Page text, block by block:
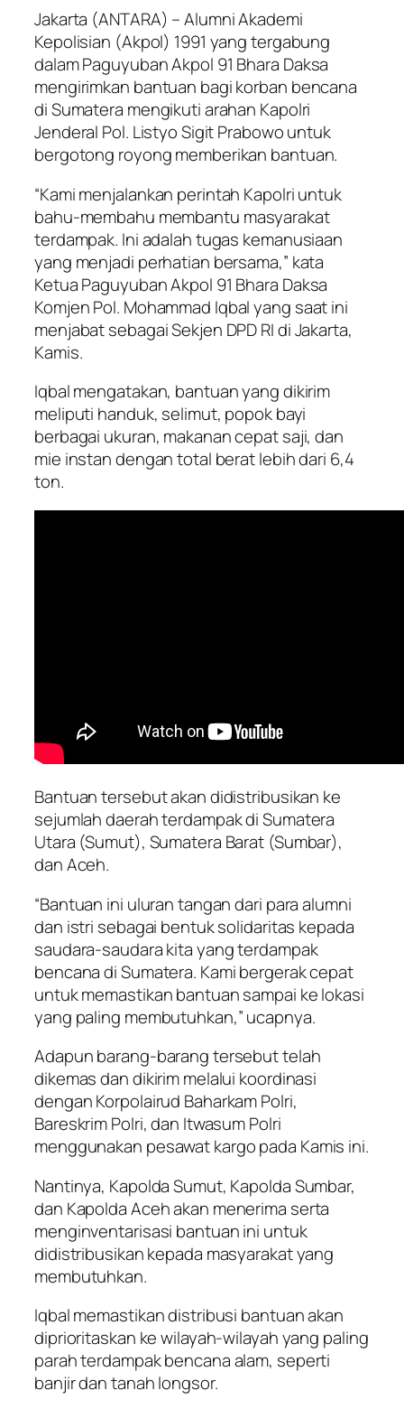
Jakarta (ANTARA) – Alumni Akademi
Kepolisian (Akpol) 1991 yang tergabung
dalam Paguyuban Akpol 91 Bhara Daksa
mengirimkan bantuan bagi korban bencana
di Sumatera mengikuti arahan Kapolri
Jenderal Pol. Listyo Sigit Prabowo untuk
bergotong royong memberikan bantuan.
“Kami menjalankan perintah Kapolri untuk
bahu-membahu membantu masyarakat
terdampak. Ini adalah tugas kemanusiaan
yang menjadi perhatian bersama,” kata
Ketua Paguyuban Akpol 91 Bhara Daksa
Komjen Pol. Mohammad Iqbal yang saat ini
menjabat sebagai Sekjen DPD RI di Jakarta,
Kamis.
Iqbal mengatakan, bantuan yang dikirim
meliputi handuk, selimut, popok bayi
berbagai ukuran, makanan cepat saji, dan
mie instan dengan total berat lebih dari 6,4
ton.
Bantuan tersebut akan didistribusikan ke
sejumlah daerah terdampak di Sumatera
Utara (Sumut), Sumatera Barat (Sumbar),
dan Aceh.
“Bantuan ini uluran tangan dari para alumni
dan istri sebagai bentuk solidaritas kepada
saudara-saudara kita yang terdampak
bencana di Sumatera. Kami bergerak cepat
untuk memastikan bantuan sampai ke lokasi
yang paling membutuhkan,” ucapnya.
Adapun barang-barang tersebut telah
dikemas dan dikirim melalui koordinasi
dengan Korpolairud Baharkam Polri,
Bareskrim Polri, dan Itwasum Polri
menggunakan pesawat kargo pada Kamis ini.
Nantinya, Kapolda Sumut, Kapolda Sumbar,
dan Kapolda Aceh akan menerima serta
menginventarisasi bantuan ini untuk
didistribusikan kepada masyarakat yang
membutuhkan.
Iqbal memastikan distribusi bantuan akan
diprioritaskan ke wilayah-wilayah yang paling
parah terdampak bencana alam, seperti
banjir dan tanah longsor.